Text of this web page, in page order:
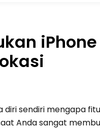
sendiri mengapa
Anda sangat